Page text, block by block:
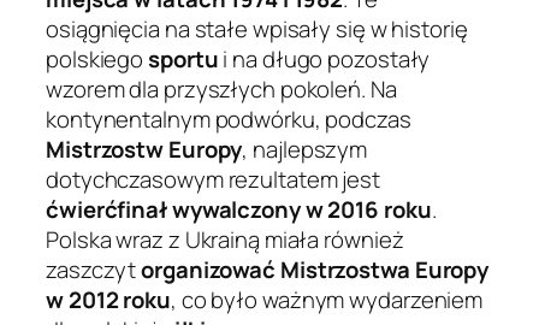
osiągnięcia na stałe wpisały się w historię
polskiegosportui na długo pozostały
wzorem dla przyszłych pokoleń. Na
kontynentalnym podwórku, podczas
Mistrzostw Europy, najlepszym
dotychczasowym rezultatem jest
ćwierćfinał wywalczony w 2016 roku.
Polska wraz z Ukrainą miała również
zaszczytorganizować Mistrzostwa Europy
w 2012 roku, co było ważnym wydarzeniem